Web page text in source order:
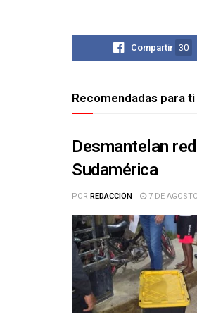
Compartir 30
Recomendadas para ti
Desmantelan
Sudamérica
POR REDACCIÓN 7 DE